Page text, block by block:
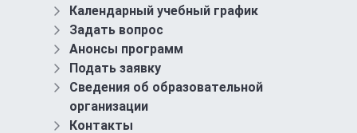
Календарный учебный график
Задать вопрос
Анонсы программ
Подать заявку
Сведения об образовательной
организации
Контакты